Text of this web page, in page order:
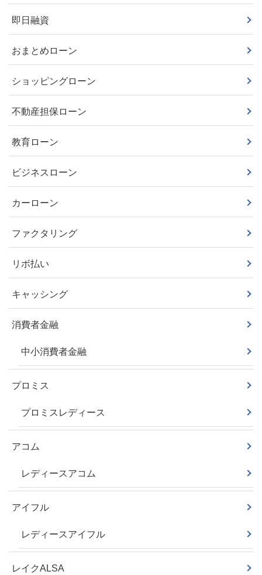
即日融資
おまとめローン
ショッピングローン
不動産担保ローン
教育ローン
ビジネスローン
カーローン
ファクタリング
リボ払い
キャッシング
消費者金融
中小消費者金融
プロミス
プロミスレディース
アコム
レディースアコム
アイフル
レディースアイフル
レイクALSA